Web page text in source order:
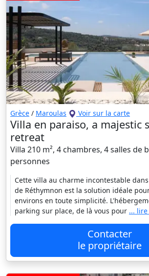
Grèce / Maroulas Voir sur la carte
Villa en paraiso, a majestic
retreat
Villa 210 m², 4 chambres, 4 salles de
personnes
Cette villa au charme incontestable
de Réthymnon est la solution idéale
environs en toute simplicité.
parking sur place, de là vous pour ...
Contacter
le propriétaire